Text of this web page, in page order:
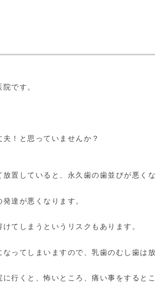
です。
！と思っていませんか？
置していると、永久歯の歯並びが悪くな
達が悪くなります。
てしまうというリスクもあります。
ってしまいますので、乳歯のむし歯は
行くと、怖いところ、痛い事をすると